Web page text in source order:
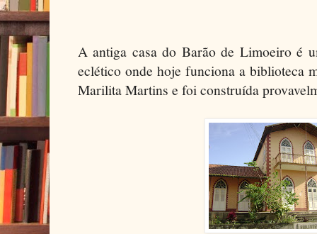
A antiga casa do Barão de Limoeiro é
eclético onde hoje funciona a biblioteca
Marilita Martins e foi construída